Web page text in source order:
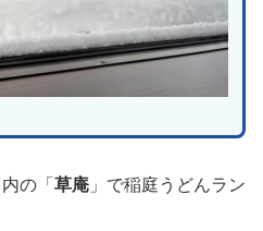
内の「 草庵 」で稲庭うどんラン